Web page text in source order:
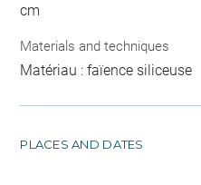
cm
Materials and techniques
Matériau : faïence siliceuse
PLACES AND DATES